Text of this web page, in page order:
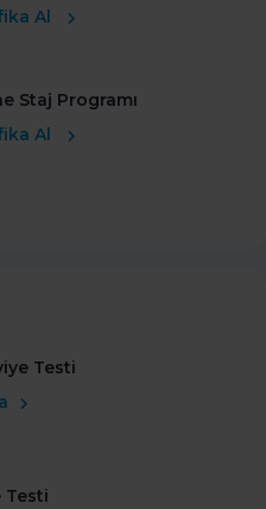
Al
Staj Programı
Al
Testi
Testi